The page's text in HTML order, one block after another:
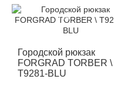
Городской рюкзак
FORGRAD TORBER \
T9281-BLU
-12%